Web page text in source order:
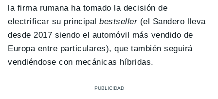
la firma rumana ha tomado la decisión de
electrificar su principalbestseller(el Sandero lleva
desde 2017 siendo el automóvil más vendido de
Europa entre particulares), que también seguirá
vendiéndose con mecánicas híbridas.